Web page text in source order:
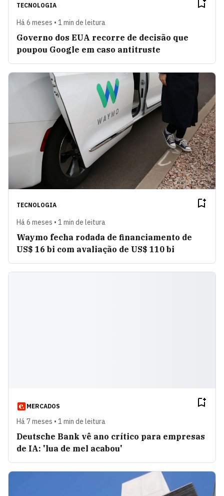
TECNOLOGIA
Há 6 meses • 1 min de leitura
Governo dos EUA recorre de decisão que
poupou Google em caso antitruste
TECNOLOGIA
Há 6 meses • 1 min de leitura
Waymo fecha rodada de financiamento de
US$ 16 bi com avaliação de US$ 110 bi
MERCADOS
Há 7 meses • 1 min de leitura
Deutsche Bank vê ano crítico para empresas
de IA: 'lua de mel acabou'